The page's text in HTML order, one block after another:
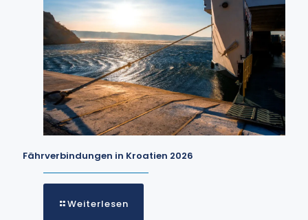
Fährverbindungen in Kroatien 2026
Weiterlesen